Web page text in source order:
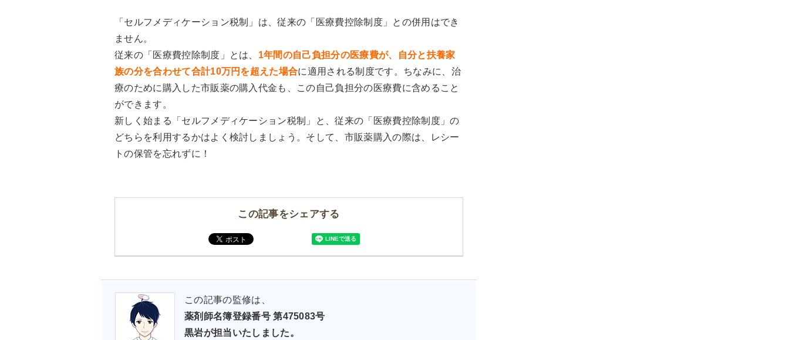
「セルフメディケーション税制」は、従来の「医療費控除制度」との併用はでき
ません。
従来の「医療費控除制度」とは、 1年間の自己負担分の医療費が、自分と扶養家
族の分を合わせて合計10万円を超えた場合に適用される制度です。ちなみに、治
療のために購入した市販薬の購入代金も、この自己負担分の医療費に含めること
ができます。
新しく始まる「セルフメディケーション税制」と、従来の「医療費控除制度」の
どちらを利用するかはよく検討しましょう。そして、市販薬購入の際は、レシー
トの保管を忘れずに！
この記事をシェアする
この記事の監修は、
薬剤師名簿登録番号 第475083号
黒岩が担当いたしました。